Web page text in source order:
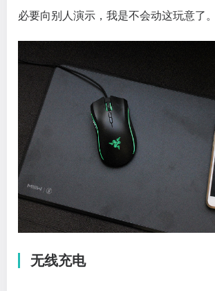
必要向别人演示，我是不会动这玩意了。
无线充电